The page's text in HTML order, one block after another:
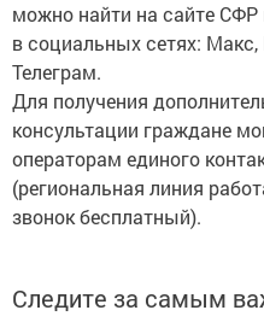
можно найти на сайте
в социальных сетях:
Телеграм.
Для получения
консультации граждане
операторам единого
(региональная линия
звонок бесплатный).
Следите за самым